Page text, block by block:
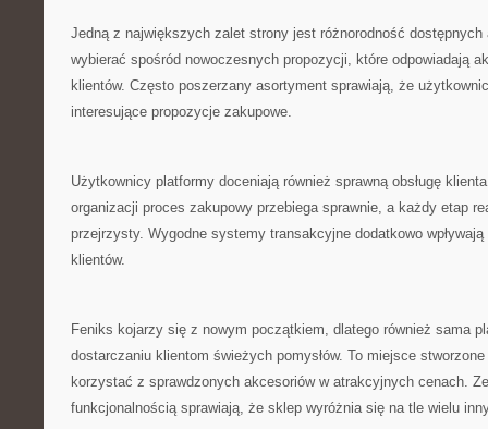
Jedną z największych zalet strony jest różnorodność dostępnych
wybierać spośród nowoczesnych propozycji, które odpowiadają
klientów. Często poszerzany asortyment sprawiają, że
interesujące propozycje zakupowe.
Użytkownicy platformy doceniają również sprawną obsługę
organizacji proces zakupowy przebiega sprawnie, a każdy etap
przejrzysty. Wygodne systemy transakcyjne dodatkowo
klientów.
Feniks kojarzy się z nowym początkiem, dlatego również sama
dostarczaniu klientom świeżych pomysłów. To miejsce
korzystać z sprawdzonych akcesoriów w atrakcyjnych cenach.
funkcjonalnością sprawiają, że sklep wyróżnia się na tle wielu